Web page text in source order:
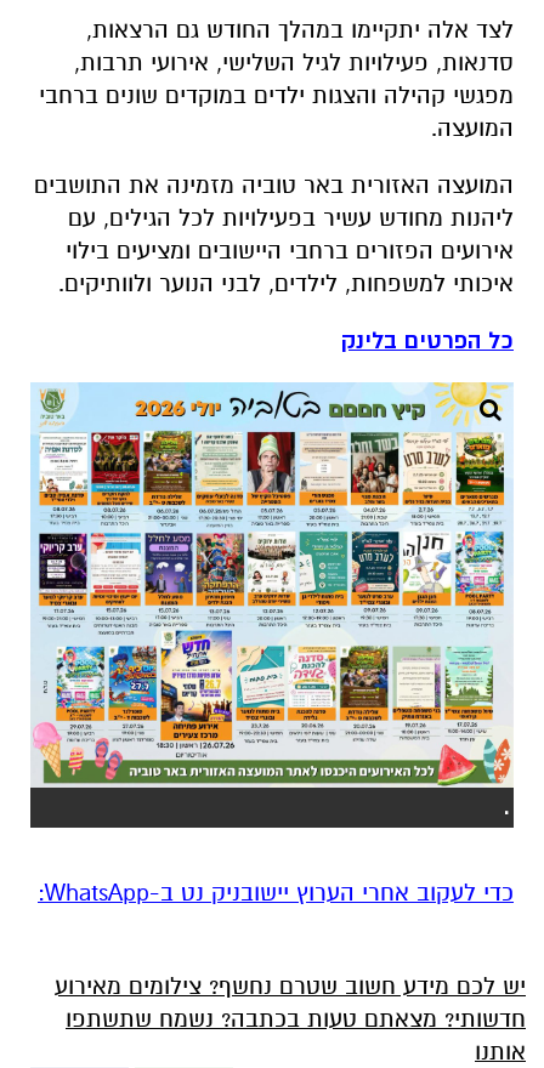
לצד אלה יתקיימו במהלך החודש גם הרצאות,
סדנאות, פעילויות לגיל השלישי, אירועי תרבות,
מפגשי קהילה והצגות ילדים במוקדים שונים ברחבי
המועצה.
המועצה האזורית באר טוביה מזמינה את התושבים
ליהנות מחודש עשיר בפעילויות לכל הגילים, עם
אירועים הפזורים ברחבי היישובים ומציעים בילוי
איכותי למשפחות, לילדים, לבני הנוער ולוותיקים.
כל הפרטים בלינק
.
‏כדי לעקוב אחרי הערוץ יישובניק נט ב-WhatsApp:‏‏‏
יש לכם מידע חשוב שטרם נחשף? צילומים מאירוע
חדשותי? מצאתם טעות בכתבה? נשמח שתשתפו
אותנו